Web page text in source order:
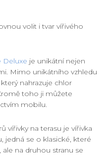
volit i tvar vířivého
Deluxe je unikátní nejen
Mimo unikátního vzhledu
nahrazuje chlor
toho ji můžete
mobilu.
vířivky na terasu je vířivka
jedná se o klasické, které
na druhou stranu se